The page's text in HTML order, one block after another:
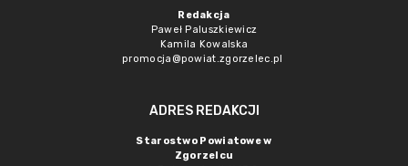
Redakcja
Paweł Paluszkiewicz
Kamila Kowalska
promocja@powiat.zgorzelec.pl
ADRES REDAKCJI
Starostwo Powiatowe w
Zgorzelcu